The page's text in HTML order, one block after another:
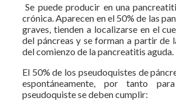
Se puede producir en una
crónica. Aparecen en el 50% de las
graves, tienden a localizarse en el
del páncreas y se forman a partir de
del comienzo de la pancreatitis aguda.
El 50% de los pseudoquistes de
espontáneamente, por tanto
pseudoquiste se deben cumplir: